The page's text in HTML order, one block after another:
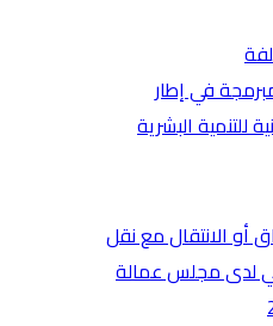
في إطار
للتنمية البشرية
أو الانتقال مع نقل
لدى مجلس عمالة